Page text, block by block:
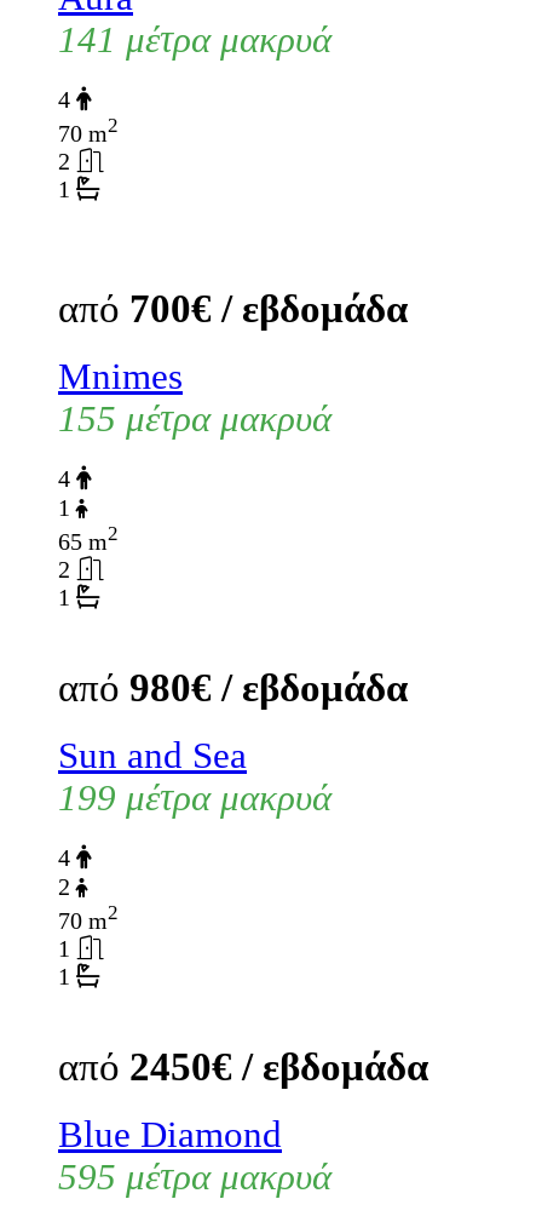
141 μέτρα μακρυά
4
70 m2
2
1
από 700€ / εβδομάδα
Mnimes
155 μέτρα μακρυά
4
1
65 m2
2
1
από 980€ / εβδομάδα
Sun and Sea
199 μέτρα μακρυά
4
2
70 m2
1
1
από 2450€ / εβδομάδα
Blue Diamond
595 μέτρα μακρυά